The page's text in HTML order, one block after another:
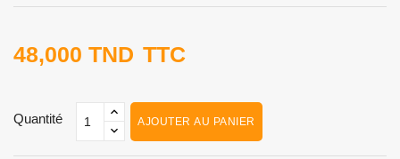
48,000 TND TTC
Quantité AJOUTER AU PANIER